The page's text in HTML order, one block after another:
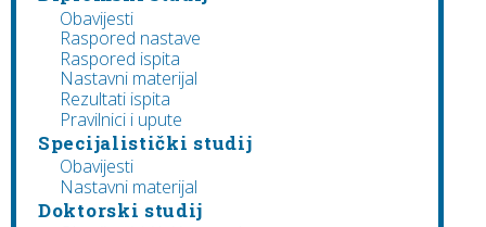
Obavijesti
Raspored nastave
Raspored ispita
Nastavni materijal
Rezultati ispita
Pravilnici i upute
Specijalistički studij
Obavijesti
Nastavni materijal
Doktorski studij